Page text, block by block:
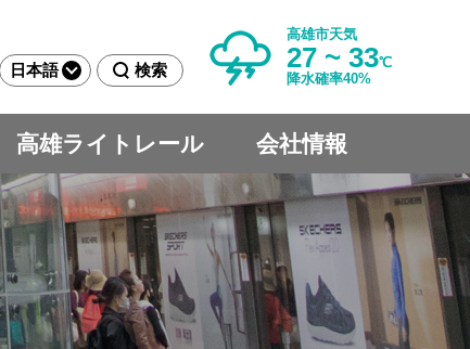
日本語 検索
高雄市天気
27 ~ 33℃
降水確率40%
高雄ライトレール 会社情報